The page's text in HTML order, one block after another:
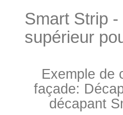
Smart Strip
supérieur
Exemple de
façade:
décapant